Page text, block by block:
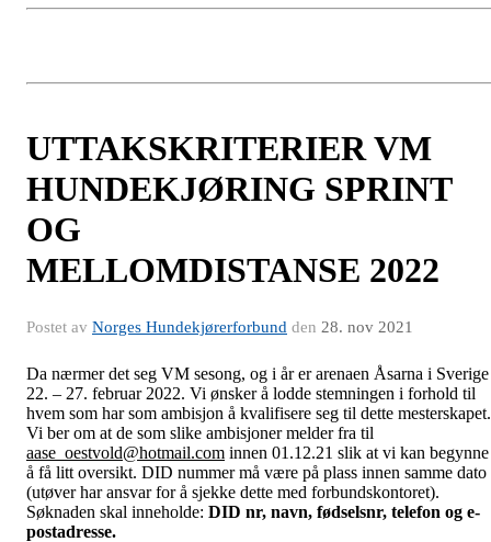
UTTAKSKRITERIER VM
HUNDEKJØRING SPRINT
OG
MELLOMDISTANSE 2022
Postet av Norges Hundekjørerforbund den 28. nov 2021
Da nærmer det seg VM sesong, og i år er arenaen Åsarna i Sverige
22. – 27. februar 2022. Vi ønsker å lodde stemningen i forhold til
hvem som har som ambisjon å kvalifisere seg til dette mesterskapet.
Vi ber om at de som slike ambisjoner melder fra til
aase_oestvold@hotmail.com innen 01.12.21 slik at vi kan begynne
å få litt oversikt. DID nummer må være på plass innen samme dato
(utøver har ansvar for å sjekke dette med forbundskontoret).
Søknaden skal inneholde: DID nr, navn, fødselsnr, telefon og e-
postadresse.